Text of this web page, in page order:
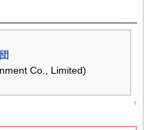
Co., Limited)
↑